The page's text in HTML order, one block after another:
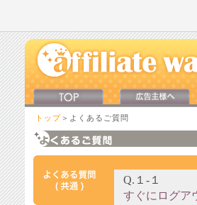
トップ ＞よくあるご質問